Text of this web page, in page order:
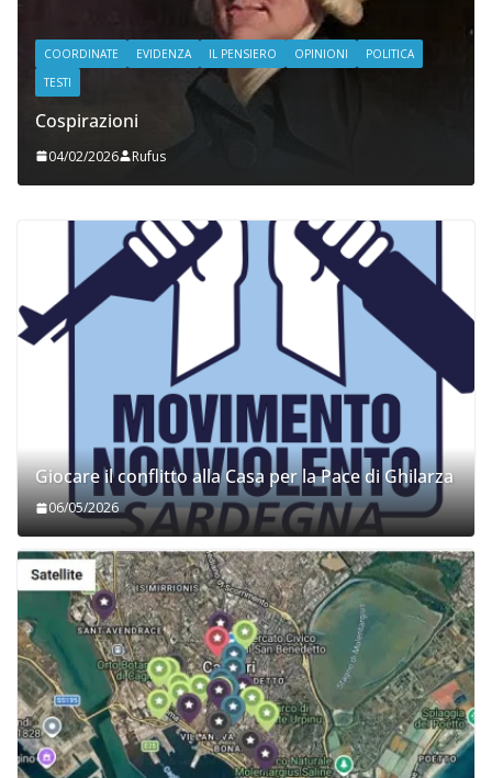
COORDINATE EVIDENZA IL PENSIERO OPINIONI
POLITICA
TESTI
Cospirazioni
04/02/2026 Rufus
Giocare il conflitto alla Casa per la Pace di Ghilarza
06/05/2026